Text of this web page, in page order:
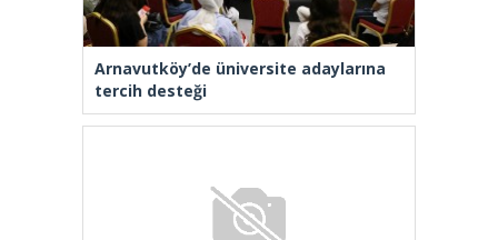
Arnavutköy’de üniversite adaylarına
tercih desteği